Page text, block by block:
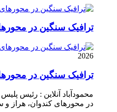
ترافیک سنگین در
2026
ترافیک سنگین در
محمودآباد آنلاین : رئیس
در محور‌های کندوان، هراز و